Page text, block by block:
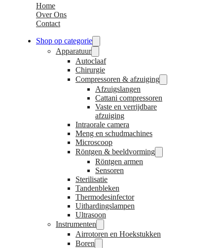
Home
Over Ons
Contact
Shop op categorie
Apparatuur
Autoclaaf
Chirurgie
Compressoren & afzuiging
Afzuigslangen
Cattani compressoren
Vaste en verrijdbare
afzuiging
Intraorale camera
Meng en schudmachines
Microscoop
Röntgen & beeldvorming
Röntgen armen
Sensoren
Sterilisatie
Tandenbleken
Thermodesinfector
Uithardingslampen
Ultrasoon
Instrumenten
Airrotoren en Hoekstukken
Boren